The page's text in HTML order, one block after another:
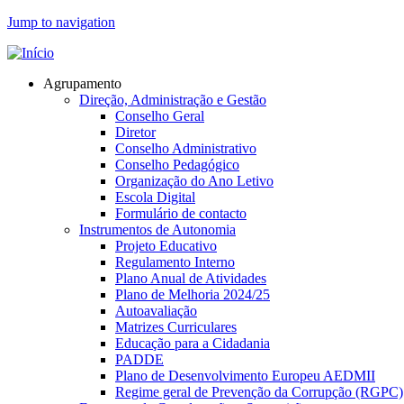
Jump to navigation
Agrupamento
Direção, Administração e Gestão
Conselho Geral
Diretor
Conselho Administrativo
Conselho Pedagógico
Organização do Ano Letivo
Escola Digital
Formulário de contacto
Instrumentos de Autonomia
Projeto Educativo
Regulamento Interno
Plano Anual de Atividades
Plano de Melhoria 2024/25
Autoavaliação
Matrizes Curriculares
Educação para a Cidadania
PADDE
Plano de Desenvolvimento Europeu AEDMII
Regime geral de Prevenção da Corrupção (RGPC)